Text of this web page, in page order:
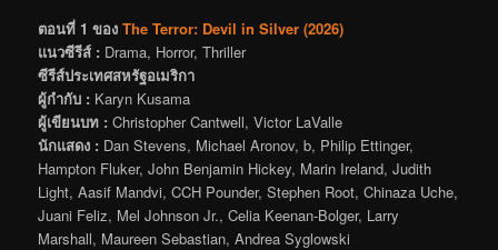
ตอนที่ 1 ของ The Terror: Devil in Silver (2026)
แนวซีรีส์ : Drama, Horror, Thriller
ซีรีส์ประเทศสหรัฐอเมริกา
ผู้กำกับ : Karyn Kusama
ผู้เขียนบท : Christopher Cantwell, Victor LaValle
นักแสดง : Dan Stevens, Michael Aronov, b, Philip Ettinger,
Hampton Fluker, John Benjamin Hickey, Marin Ireland, Judith
Light, Aasif Mandvi, CCH Pounder, Stephen Root, Chinaza Uche,
Juani Feliz, Mel Johnson Jr., Celia Keenan-Bolger, Larry
Marshall, Maureen Sebastian, Andrea Syglowski